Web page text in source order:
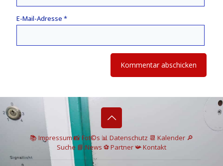
E-Mail-Adresse *
📚 Impressum📸Fot©s 📊 Datenschutz 📆 Kalender 🔎
Suche 📘 News ⚽Partner📯Kontakt